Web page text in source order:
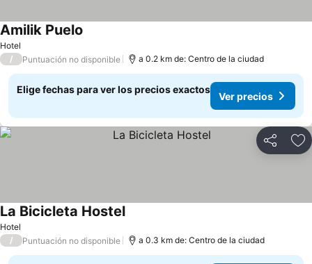
Hotel
Amilik Puelo
/ Puntuación no disponible a 0.2 km de: Centro de la ciudad
Elige fechas para ver los precios exactos
Ver precios
Compartir
Hotel
La Bicicleta Hostel
/ Puntuación no disponible a 0.3 km de: Centro de la ciudad